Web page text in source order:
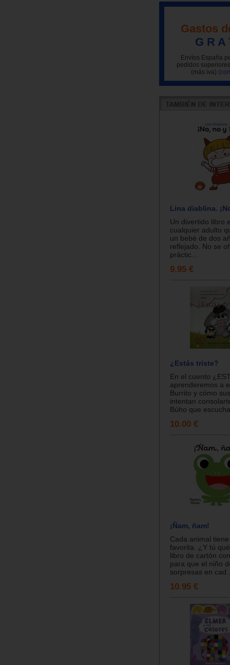
Gastos
G R A
Envíos España
pedidos
(más iva)
Lina diablina.
Un divertido libro
cualquier adulto
un bebé de dos
reflejado. No se
práctic...
9.95 €
¿Estás triste?
En el cuento
aprenderemos a
Burrito y cómo
intentan
Búho que
10.00 €
¡Ñam, ñam!
Cada animal
favorita. ¿Y tú
libro de cartón
para que el niño
sorpresas en
10.95 €